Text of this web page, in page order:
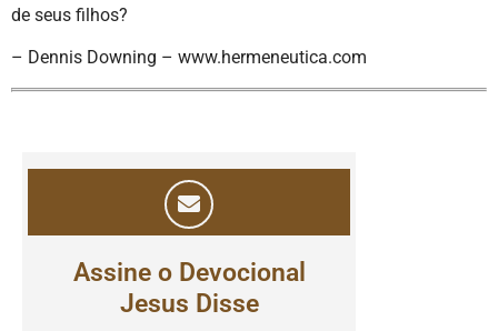
de seus filhos?
– Dennis Downing – www.hermeneutica.com
Assine o Devocional
Jesus Disse